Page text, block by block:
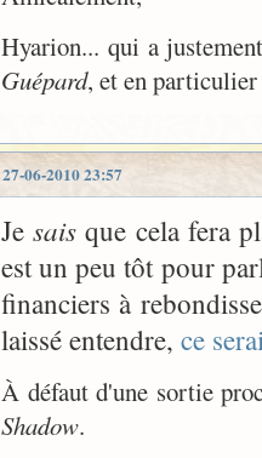
Hyarion... qui a
Guépard, et en
27-06-2010 23:57
Jesais que cela fera
est un peu tôt pour
financiers à
laissé entendre, ce
À défaut d'une sortie
Shadow.